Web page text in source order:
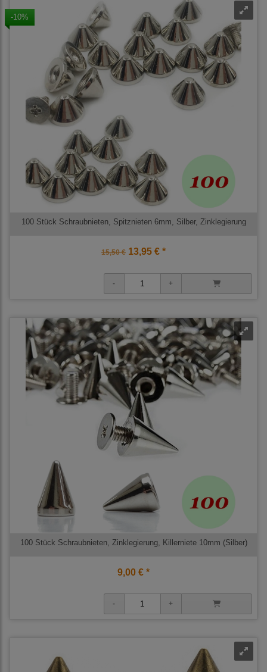
-10%
100 Stück Schraubnieten, Spitznieten 6mm, Silber, Zinklegierung
15,50 € 13,95 € *
100 Stück Schraubnieten, Zinklegierung, Killerniete 10mm (Silber)
9,00 € *